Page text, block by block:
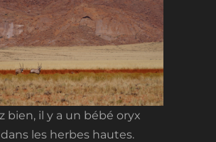
bien, il y a un bébé oryx
les herbes hautes.